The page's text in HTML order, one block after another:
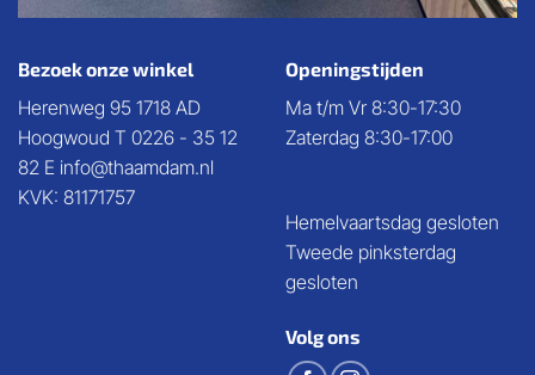
Bezoek onze winkel
Herenweg 95 1718 AD
Hoogwoud T 0226 - 35 12
82 E info@thaamdam.nl
KVK: 81171757
Openingstijden
Ma t/m Vr 8:30-17:30
Zaterdag 8:30-17:00
Hemelvaartsdag gesloten
Tweede pinksterdag
gesloten
Volg ons